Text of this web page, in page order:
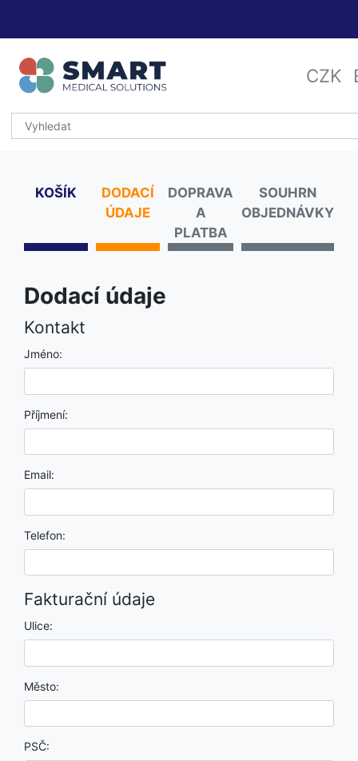
CZK
KOŠÍK
DODACÍ
ÚDAJE
DOPRAVA
A
PLATBA
SOUHRN
OBJEDNÁVKY
Dodací údaje
Kontakt
Jméno:
Příjmení:
Email:
Telefon:
Fakturační údaje
Ulice:
Město:
PSČ: